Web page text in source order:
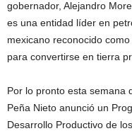
gobernador, Alejandro
es una entidad líder en
mexicano reconocido
para convertirse en tierra
Por lo pronto esta semana
Peña Nieto anunció un
Desarrollo Productivo de